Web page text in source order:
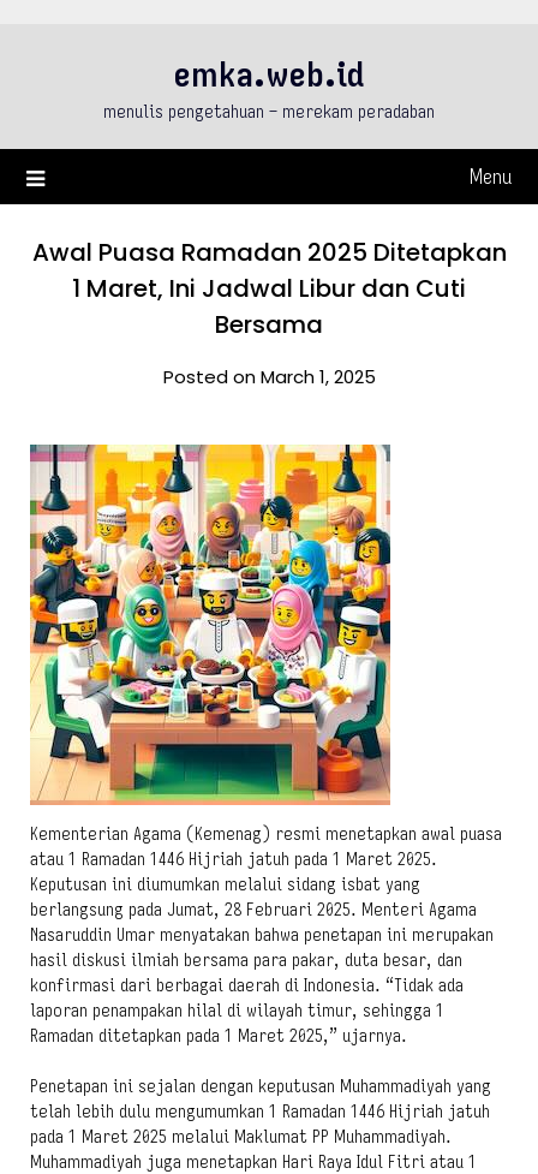
emka.web.id
menulis pengetahuan – merekam peradaban
Menu
Awal Puasa Ramadan 2025 Ditetapkan
1 Maret, Ini Jadwal Libur dan Cuti
Bersama
Posted on March 1, 2025
Kementerian Agama (Kemenag) resmi menetapkan awal puasa
atau 1 Ramadan 1446 Hijriah jatuh pada 1 Maret 2025.
Keputusan ini diumumkan melalui sidang isbat yang
berlangsung pada Jumat, 28 Februari 2025. Menteri Agama
Nasaruddin Umar menyatakan bahwa penetapan ini merupakan
hasil diskusi ilmiah bersama para pakar, duta besar, dan
konfirmasi dari berbagai daerah di Indonesia. “Tidak ada
laporan penampakan hilal di wilayah timur, sehingga 1
Ramadan ditetapkan pada 1 Maret 2025,” ujarnya.
Penetapan ini sejalan dengan keputusan Muhammadiyah yang
telah lebih dulu mengumumkan 1 Ramadan 1446 Hijriah jatuh
pada 1 Maret 2025 melalui Maklumat PP Muhammadiyah.
Muhammadiyah juga menetapkan Hari Raya Idul Fitri atau 1